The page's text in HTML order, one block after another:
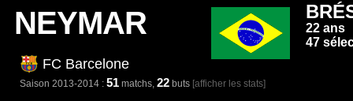
NEYMAR
FC Barcelone
Saison 2013-2014 : 51 matchs, 22 buts [afficher les stats]
22 ans
47